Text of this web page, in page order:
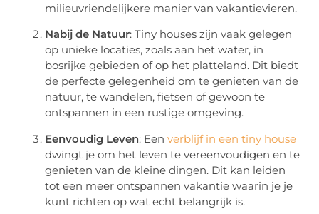
milieuvriendelijkere manier van vakantievieren.
Nabij de Natuur: Tiny houses zijn vaak gelegen
op unieke locaties, zoals aan het water, in
bosrijke gebieden of op het platteland. Dit biedt
de perfecte gelegenheid om te genieten van de
natuur, te wandelen, fietsen of gewoon te
ontspannen in een rustige omgeving.
Eenvoudig Leven: Eenverblijf in een tiny house
dwingt je om het leven te vereenvoudigen en te
genieten van de kleine dingen. Dit kan leiden
tot een meer ontspannen vakantie waarin je je
kunt richten op wat echt belangrijk is.